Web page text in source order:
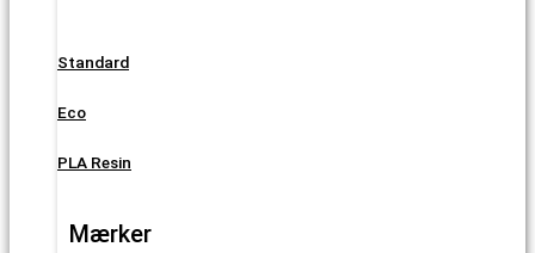
Standard
Eco
PLA Resin
Mærker